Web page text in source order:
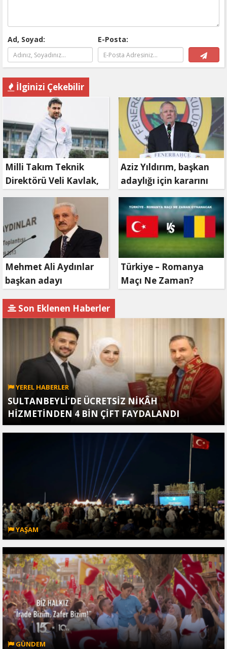
Ad, Soyad: E-Posta:
İlginizi Çekebilir
Milli Takım Teknik
Direktörü Veli Kavlak,
görevinden ayrıldı
Aziz Yıldırım, başkan
adaylığı için kararını
verdi
Mehmet Ali Aydınlar
başkan adayı
Türkiye – Romanya
Maçı Ne Zaman?
Son Eklenen Haberler
YEREL HABERLER
SULTANBEYLİ’DE ÜCRETSİZ NİKÂH
HİZMETİNDEN 4 BİN ÇİFT FAYDALANDI
YAŞAM
GÜNDEM